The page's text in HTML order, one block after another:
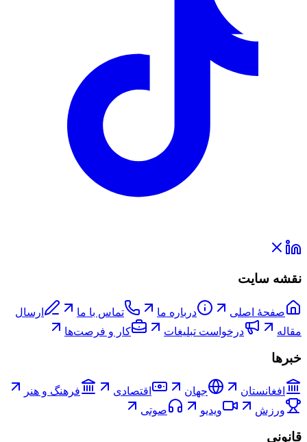
نقشه سایت
صفحۀ اصلی درباره ما تماس با ما
ارسال
مقاله
درخواست تبلیغات کار و فرصت‌ها
خبرها
افغانستان جهان اقتصادی
فرهنگ و هنر
ورزش
ویدیو صوتی
قانونی